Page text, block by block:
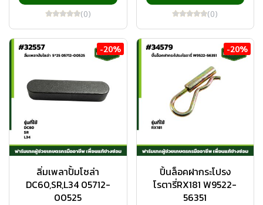
(0) (0)
-20%
ลิ่มเพลาปั้มโซล่า
DC60,SR,L34 05712-
00525
-20%
ปิ้นล็อคฝากระโปรง
โรตารี่RX181 W9522-
56351